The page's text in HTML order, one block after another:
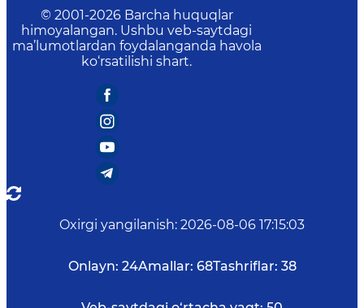
© 2001-2026 Barcha huquqlar
himoyalangan. Ushbu veb-saytdagi
ma’lumotlardan foydalanganda havola
ko‘rsatilishi shart.
Oxirgi yangilanish: 2026-08-06 17:15:03
Onlayn: 24Amallar: 68Tashriflar: 38